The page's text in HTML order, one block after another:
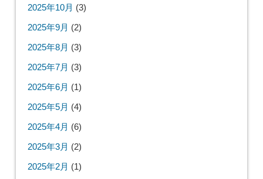
2025年10月 (3)
2025年9月 (2)
2025年8月 (3)
2025年7月 (3)
2025年6月 (1)
2025年5月 (4)
2025年4月 (6)
2025年3月 (2)
2025年2月 (1)